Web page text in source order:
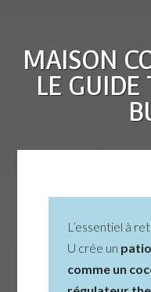
MAISON
LE GUIDE
L’essentiel à
U crée un
comme un